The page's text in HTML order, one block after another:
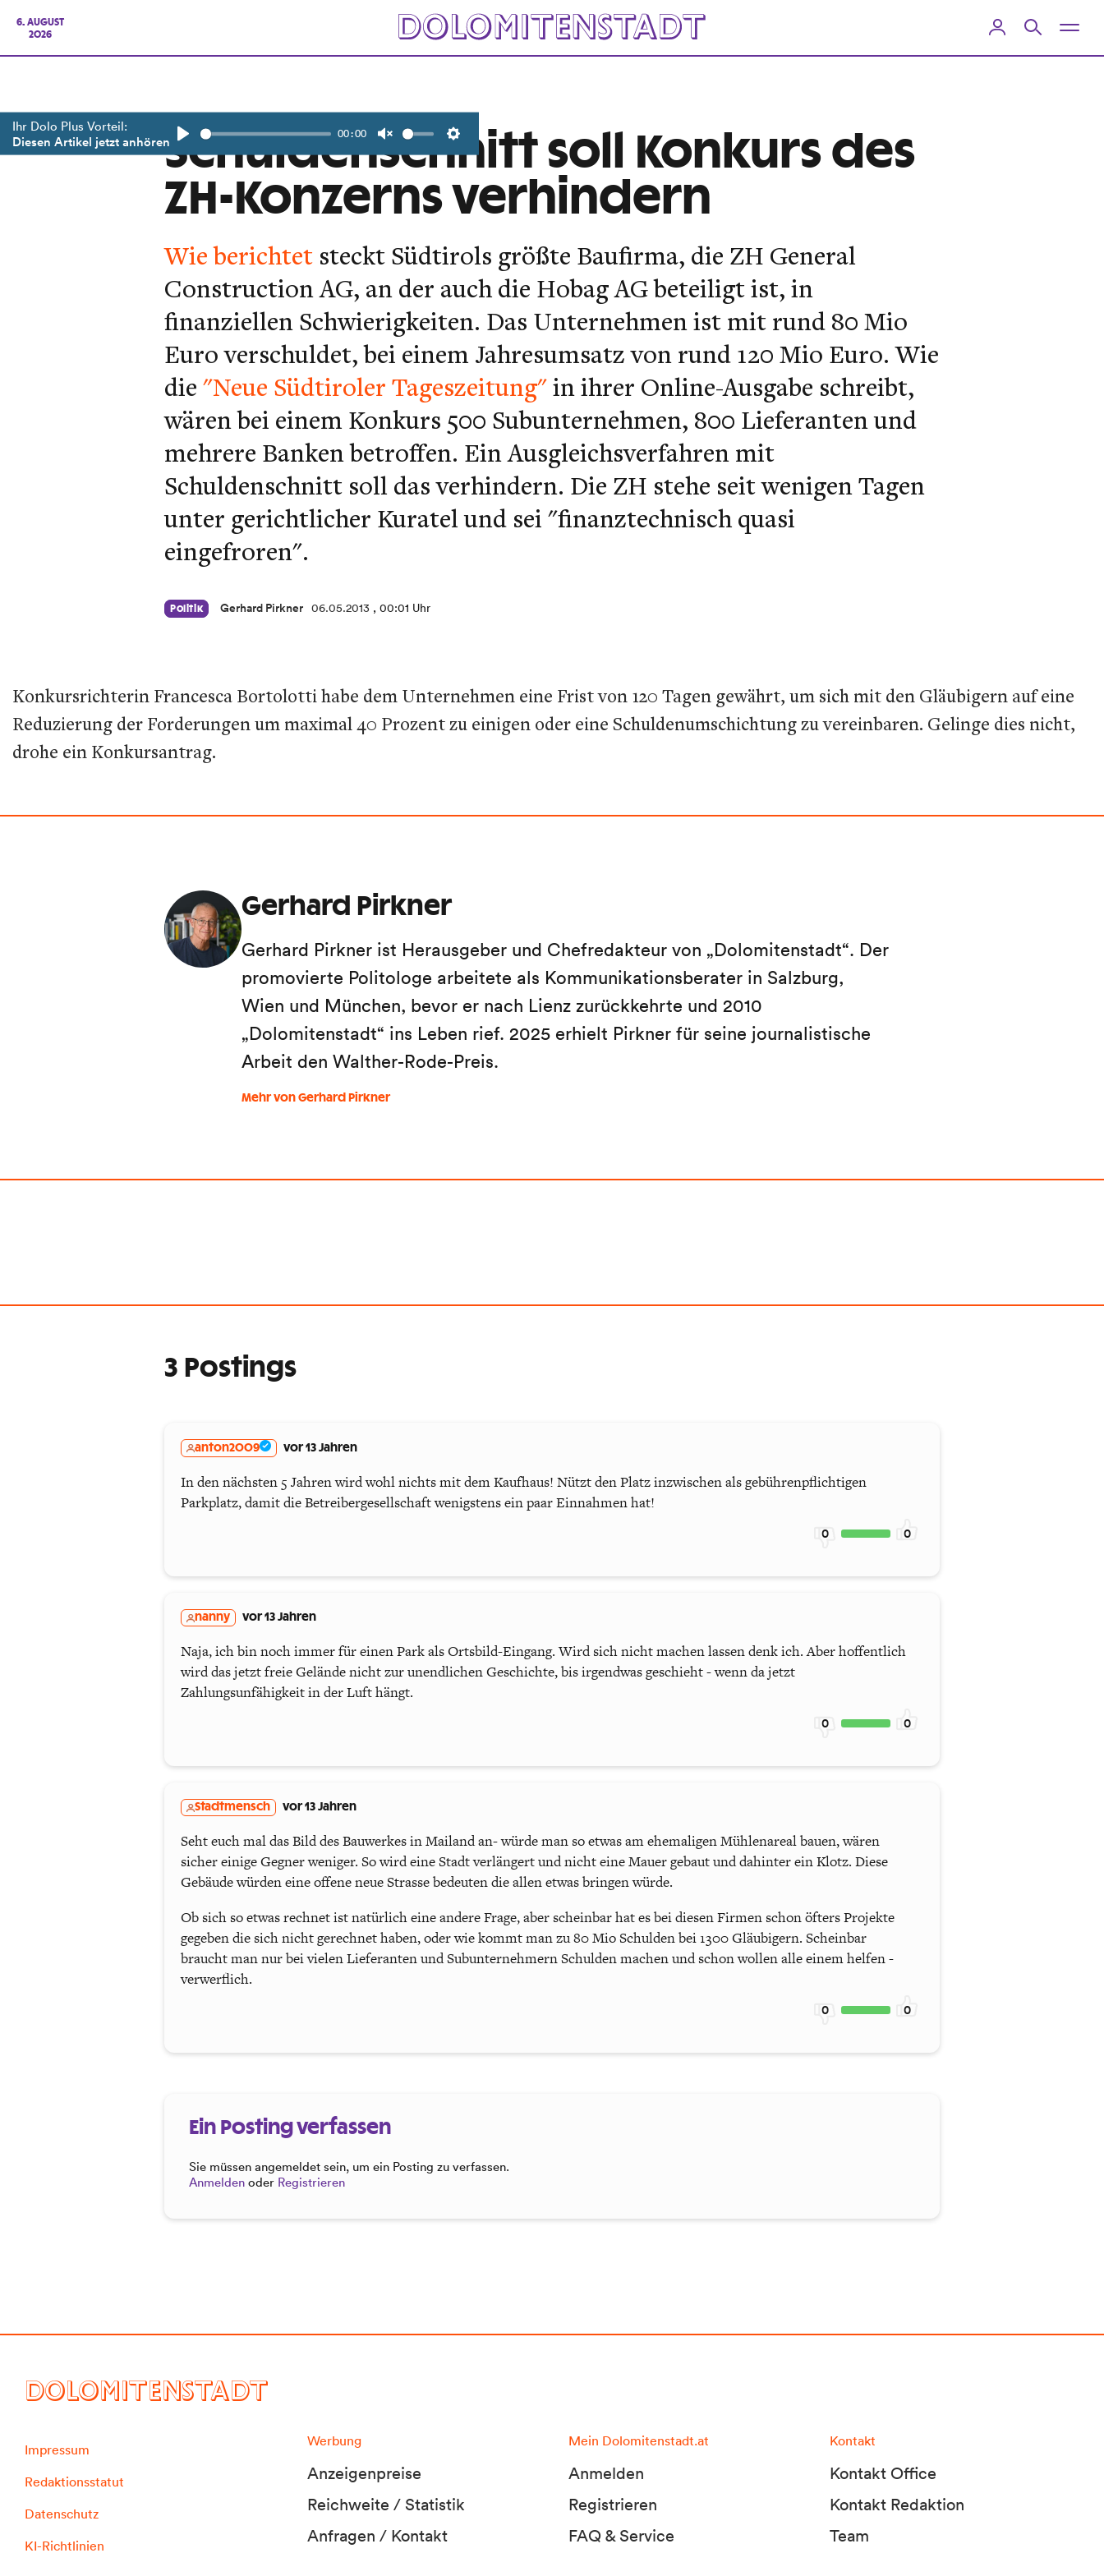
6. AUGUST
2026
Ihr Dolo Plus Vorteil:
Diesen Artikel jetzt anhören
Play
00:00
Unmute Settings
Schuldenschnitt soll Konkurs des
ZH-Konzerns verhindern
Wie berichtet steckt Südtirols größte Baufirma, die ZH General
Construction AG, an der auch die Hobag AG beteiligt ist, in
finanziellen Schwierigkeiten. Das Unternehmen ist mit rund 80 Mio
Euro verschuldet, bei einem Jahresumsatz von rund 120 Mio Euro. Wie
die "Neue Südtiroler Tageszeitung"in ihrer Online-Ausgabe schreibt,
wären bei einem Konkurs 500 Subunternehmen, 800 Lieferanten und
mehrere Banken betroffen. Ein Ausgleichsverfahren mit
Schuldenschnitt soll das verhindern. Die ZH stehe seit wenigen Tagen
unter gerichtlicher Kuratel und sei "finanztechnisch quasi
eingefroren".
Politik Gerhard Pirkner 06.05.2013 , 00:01 Uhr
Konkursrichterin Francesca Bortolotti habe dem Unternehmen eine Frist von 120 Tagen gewährt, um sich mit den Gläubigern auf eine
Reduzierung der Forderungen um maximal 40 Prozent zu einigen oder eine Schuldenumschichtung zu vereinbaren. Gelinge dies nicht,
drohe ein Konkursantrag.
Gerhard Pirkner
Gerhard Pirkner ist Herausgeber und Chefredakteur von „Dolomitenstadt“. Der
promovierte Politologe arbeitete als Kommunikationsberater in Salzburg,
Wien und München, bevor er nach Lienz zurückkehrte und 2010
„Dolomitenstadt“ ins Leben rief. 2025 erhielt Pirkner für seine journalistische
Arbeit den Walther-Rode-Preis.
Mehr von Gerhard Pirkner
3 Postings
anton2009 vor 13 Jahren
In den nächsten 5 Jahren wird wohl nichts mit dem Kaufhaus! Nützt den Platz inzwischen als gebührenpflichtigen
Parkplatz, damit die Betreibergesellschaft wenigstens ein paar Einnahmen hat!
0 0
nanny vor 13 Jahren
Naja, ich bin noch immer für einen Park als Ortsbild-Eingang. Wird sich nicht machen lassen denk ich. Aber hoffentlich
wird das jetzt freie Gelände nicht zur unendlichen Geschichte, bis irgendwas geschieht - wenn da jetzt
Zahlungsunfähigkeit in der Luft hängt.
0 0
Stadtmensch vor 13 Jahren
Seht euch mal das Bild des Bauwerkes in Mailand an- würde man so etwas am ehemaligen Mühlenareal bauen, wären
sicher einige Gegner weniger. So wird eine Stadt verlängert und nicht eine Mauer gebaut und dahinter ein Klotz. Diese
Gebäude würden eine offene neue Strasse bedeuten die allen etwas bringen würde.
Ob sich so etwas rechnet ist natürlich eine andere Frage, aber scheinbar hat es bei diesen Firmen schon öfters Projekte
gegeben die sich nicht gerechnet haben, oder wie kommt man zu 80 Mio Schulden bei 1300 Gläubigern. Scheinbar
braucht man nur bei vielen Lieferanten und Subunternehmern Schulden machen und schon wollen alle einem helfen -
verwerflich.
0 0
Ein Posting verfassen
Sie müssen angemeldet sein, um ein Posting zu verfassen.
Anmelden oder Registrieren
DOLOMITENSTADT
Impressum
Redaktionsstatut
Datenschutz
KI-Richtlinien
Werbung
Anzeigenpreise
Reichweite / Statistik
Anfragen / Kontakt
Mein Dolomitenstadt.at
Anmelden
Registrieren
FAQ & Service
Kontakt
Kontakt Office
Kontakt Redaktion
Team